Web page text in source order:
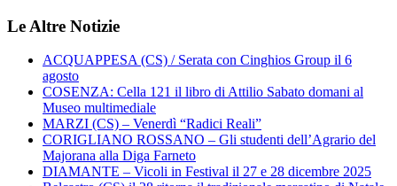
Le Altre Notizie
ACQUAPPESA (CS) / Serata con Cinghios Group il 6
agosto
COSENZA: Cella 121 il libro di Attilio Sabato domani al
Museo multimediale
MARZI (CS) – Venerdì “Radici Reali”
CORIGLIANO ROSSANO – Gli studenti dell’Agrario del
Majorana alla Diga Farneto
DIAMANTE – Vicoli in Festival il 27 e 28 dicembre 2025